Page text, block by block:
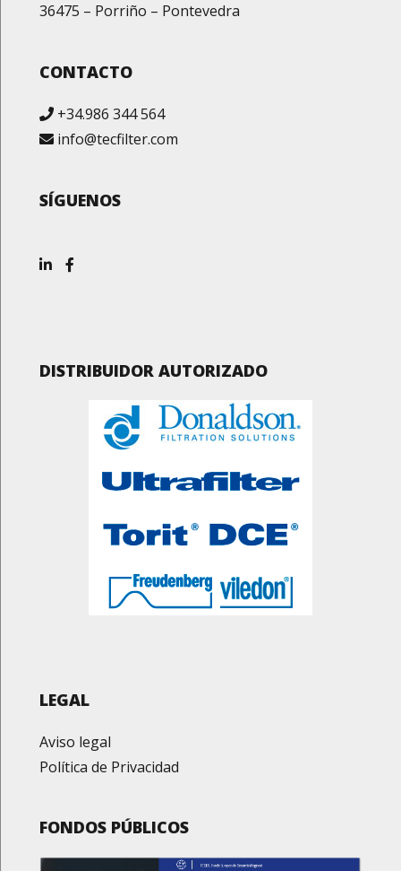
36475 – Porriño – Pontevedra
CONTACTO
+34.986 344 564
info@tecfilter.com
SÍGUENOS
DISTRIBUIDOR AUTORIZADO
LEGAL
Aviso legal
Política de Privacidad
FONDOS PÚBLICOS